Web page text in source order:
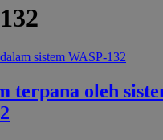
terpana oleh